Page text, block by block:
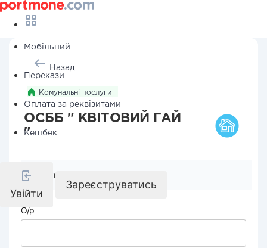
Мобільний
Перекази
Оплата за реквізитами
Кешбек
Увійти
Зареєструватись
Назад
Комунальні послуги
ОСББ " КВІТОВИЙ ГАЙ
"
Реквізити компанії
О/р